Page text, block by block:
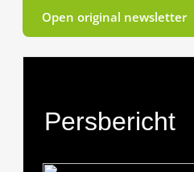
Open original newsletter